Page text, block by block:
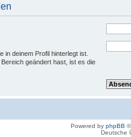
in deinem Profil hinterlegt ist.
geändert hast, ist es die
Powered by phpBB
Deutsche